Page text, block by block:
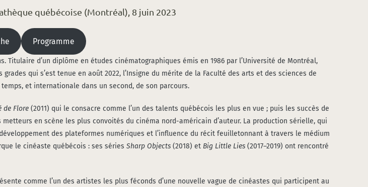
québécoise (Montréal), 8 juin 2023
Pro­gramme
Titu­laire d’un diplôme en études ciné­ma­to­gra­phiques émis en 1986 par l’Université de Mont­réal,
qui s’est tenue en août 2022, l’Insigne du mérite de la Facul­té des arts et des sciences de
et inter­na­tio­nale dans un second, de son par­cours.
de Flore (2011) qui le consacre comme l’un des talents qué­bé­cois les plus en vue ; puis les suc­cès de
met­teurs en scène les plus convoi­tés du ciné­ma nord-amé­ri­cain d’auteur. La pro­duc­tion sérielle, qui
des pla­te­formes numé­riques et l’influence du récit feuille­ton­nant à tra­vers le médium
le cinéaste qué­bé­cois : ses séries Sharp Objects (2018) et Big Lit­tle Lies (2017–2019) ont ren­con­tré
comme l’un des artistes les plus féconds d’une nou­velle vague de cinéastes qui par­ti­cipent au